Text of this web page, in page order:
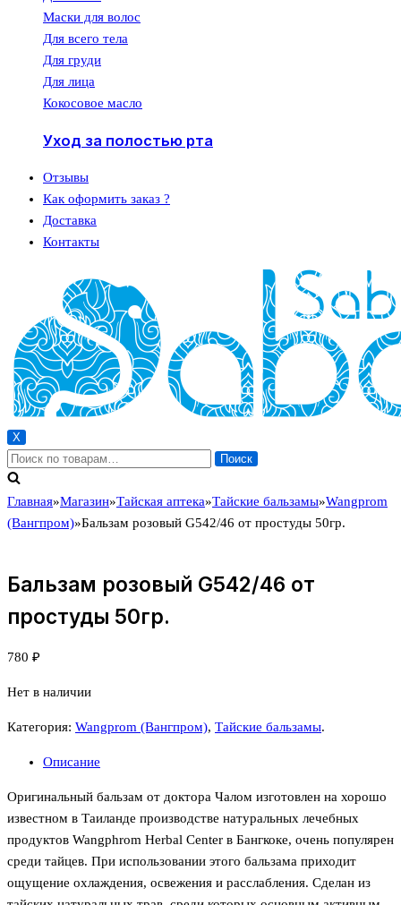
Маски для волос
Для всего тела
Для груди
Для лица
Кокосовое масло
Уход за полостью рта
Отзывы
Как оформить заказ ?
Доставка
Контакты
X
Искать: Поиск
Главная»Магазин»Тайская аптека»Тайские бальзамы»Wangprom
(Вангпром)»Бальзам розовый G542/46 от простуды 50гр.
Бальзам розовый G542/46 от
простуды 50гр.
780 ₽
Нет в наличии
Категория: Wangprom (Вангпром), Тайские бальзамы.
Описание
Оригинальный бальзам от доктора Чалом изготовлен на хорошо
известном в Таиланде производстве натуральных лечебных
продуктов Wangphrom Herbal Center в Бангкоке, очень популярен
среди тайцев. При использовании этого бальзама приходит
ощущение охлаждения, освежения и расслабления. Сделан из